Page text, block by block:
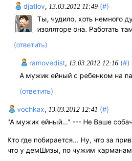
djatlov, 13.03.2012 11:49 (#)
Ты, чудило, хоть немного
изоляторе она. Работать
(ответить)
ramovedist, 13.03.2012 12:16 (#)
А мужик ейный с ребенком на
(ответить)
vochkax, 13.03.2012 12:41 (#)
"А мужик ейный..." --- Не Ваше
Кто где побирается... Ну, что за
что у демШизы, по чужим